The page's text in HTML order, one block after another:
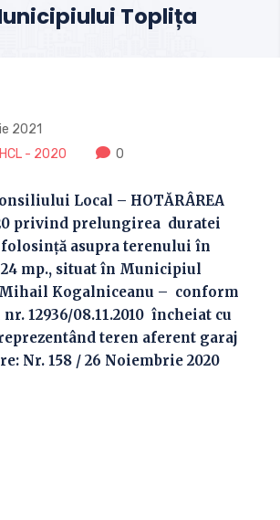
Toplița
2021
HCL - 2020 0
Local – HOTĂRÂREA
privind prelungirea duratei
asupra terenului în
24 mp., situat în Municipiul
Kogalniceanu – conform
12936/08.11.2010 încheiat cu
teren aferent garaj
Nr. 158 / 26 Noiembrie 2020